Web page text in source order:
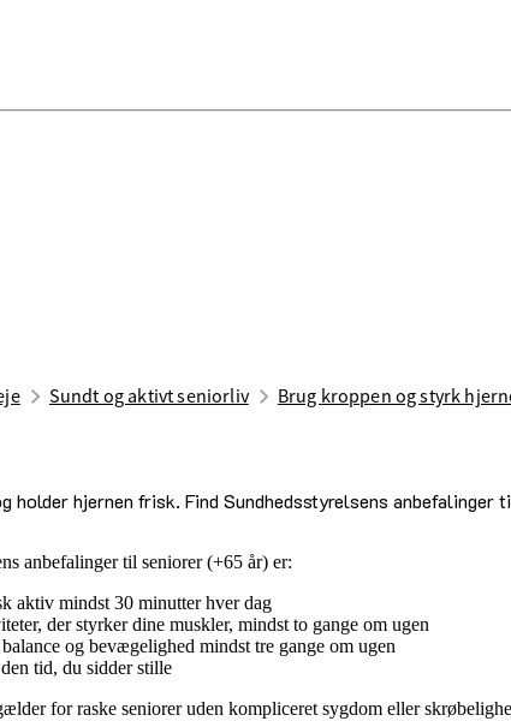
Sundt og aktivt seniorliv Brug kroppen og styrk
holder hjernen frisk. Find Sundhedsstyrelsens anbefalinger
anbefalinger til seniorer (+65 år) er:
aktiv mindst 30 minutter hver dag
der styrker dine muskler, mindst to gange om ugen
og bevægelighed mindst tre gange om ugen
tid, du sidder stille
for raske seniorer uden kompliceret sygdom eller